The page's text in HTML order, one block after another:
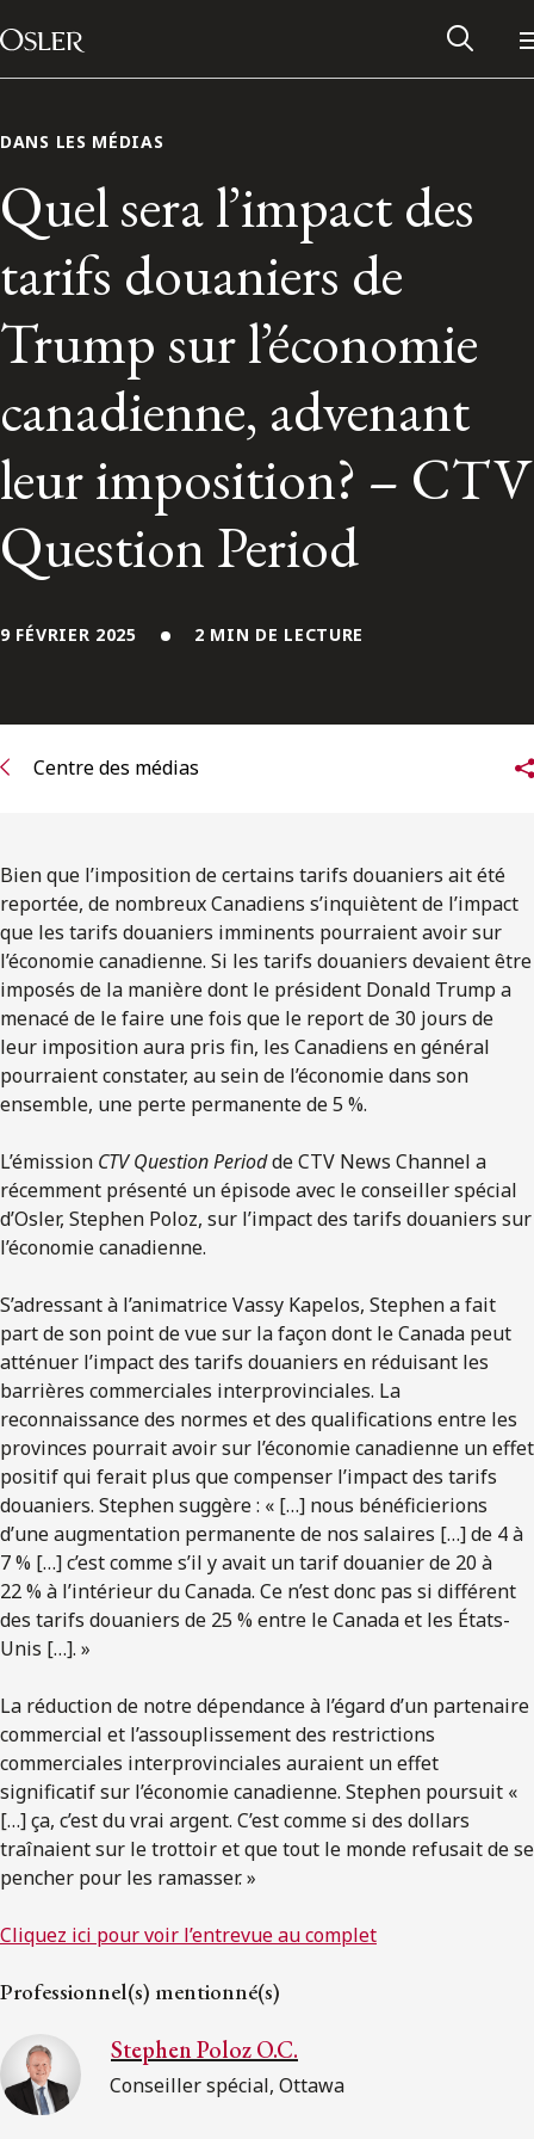
Passer au contenu
Main Navigation
Réseau des anciens d’Osler
Contactez-nous
ENGLISH
S’abonner aux articles Osler
DANS LES MÉDIAS
Quel sera l’impact des
tarifs douaniers de
Trump sur l’économie
canadienne, advenant
leur imposition? – CTV
Question Period
9 FÉVRIER 2025 2 MIN DE LECTURE
Centre des médias
Bien que l’imposition de certains tarifs douaniers ait été
reportée, de nombreux Canadiens s’inquiètent de l’impact
que les tarifs douaniers imminents pourraient avoir sur
l’économie canadienne. Si les tarifs douaniers devaient être
imposés de la manière dont le président Donald Trump a
menacé de le faire une fois que le report de 30 jours de
leur imposition aura pris fin, les Canadiens en général
pourraient constater, au sein de l’économie dans son
ensemble, une perte permanente de 5 %.
L’émission CTV Question Periodde CTV News Channel a
récemment présenté un épisode avec le conseiller spécial
d’Osler, Stephen Poloz, sur l’impact des tarifs douaniers sur
l’économie canadienne.
S’adressant à l’animatrice Vassy Kapelos, Stephen a fait
part de son point de vue sur la façon dont le Canada peut
atténuer l’impact des tarifs douaniers en réduisant les
barrières commerciales interprovinciales. La
reconnaissance des normes et des qualifications entre les
provinces pourrait avoir sur l’économie canadienne un effet
positif qui ferait plus que compenser l’impact des tarifs
douaniers. Stephen suggère : « […] nous bénéficierions
d’une augmentation permanente de nos salaires […] de 4 à
7 % […] c’est comme s’il y avait un tarif douanier de 20 à
22 % à l’intérieur du Canada. Ce n’est donc pas si différent
des tarifs douaniers de 25 % entre le Canada et les États-
Unis […]. »
La réduction de notre dépendance à l’égard d’un partenaire
commercial et l’assouplissement des restrictions
commerciales interprovinciales auraient un effet
significatif sur l’économie canadienne. Stephen poursuit «
[…] ça, c’est du vrai argent. C’est comme si des dollars
traînaient sur le trottoir et que tout le monde refusait de se
pencher pour les ramasser. »
Cliquez ici pour voir l’entrevue au complet
Professionnel(s) mentionné(s)
Stephen Poloz O.C.
Conseiller spécial, Ottawa